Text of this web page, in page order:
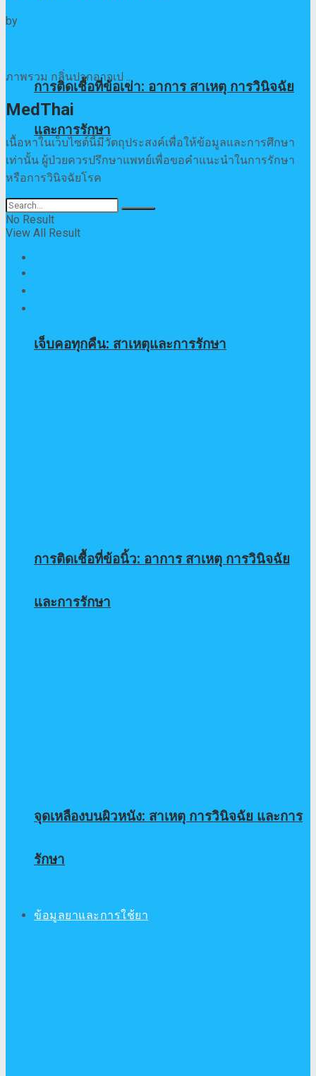
การติดเชื้อที่ข้อเข่า: อาการ สาเหตุ การวินิจฉัย
และการรักษา
เจ็บคอทุกคืน: สาเหตุและการรักษา
การติดเชื้อที่ข้อนิ้ว: อาการ สาเหตุ การวินิจฉัย
และการรักษา
จุดเหลืองบนผิวหนัง: สาเหตุ การวินิจฉัย และการ
รักษา
ข้อมูลยาและการใช้ยา
by
ภาพรวม กลิ่นปากอาจเป ...
MedThai
เนื้อหาในเว็บไซต์นี้มีวัตถุประสงค์เพื่อให้ข้อมูลและการศึกษา
เท่านั้น ผู้ป่วยควรปรึกษาแพทย์เพื่อขอคำแนะนำในการรักษา
หรือการวินิจฉัยโรค
No Result
View All Result